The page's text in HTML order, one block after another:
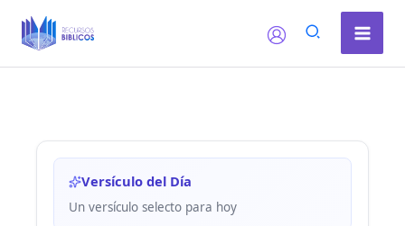
Versículo del Día
Un versículo selecto para hoy